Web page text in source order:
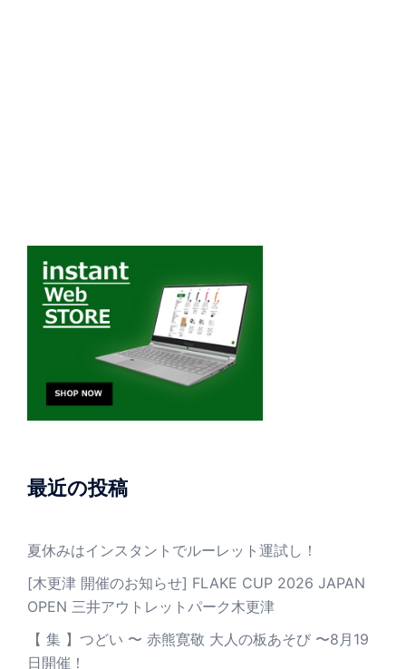
最近の投稿
夏休みはインスタントでルーレット運試し！
[木更津 開催のお知らせ] FLAKE CUP 2026 JAPAN
OPEN 三井アウトレットパーク木更津
【 集 】つどい 〜 赤熊寛敬 大人の板あそび 〜8月19
日開催！